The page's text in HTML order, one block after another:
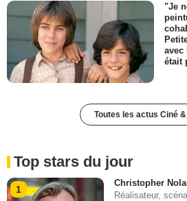
"Je
avec
était
Toutes les actus Ciné
Top stars du jour
1
Christopher
Réalisateur,